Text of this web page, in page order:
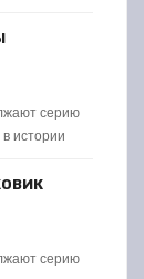
серию
истории
серию